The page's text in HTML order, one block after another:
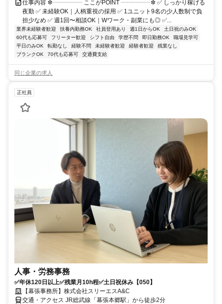
仕事内容 ✼┈┈┈┈┈ ここがPOINT ┈┈┈┈┈✼ ✅ しっかり稼げる
夜勤 ✅ 未経験OK｜人柄重視の採用 ✅ 1ユニット9名の少人数制で負
担少なめ ✅ 週1回〜相談OK｜Wワーク・副業にも◎ ✅...
業界未経験者歓迎 扶養内勤務OK 社員登用あり 週1日からOK
土日祝のみOK
60代も応募可
フリーター歓迎 シフト自由 学歴不問 即日勤務OK
職場見学可
平日のみOK
転勤なし 経験不問 未経験者歓迎 経験者歓迎
残業なし
ブランクOK
70代も応募可 交通費支給
同じ企業の求人
正社員
人事・労務事務
✅年休120日以上✅残業月10h程✅土日祝休み【050】
【幕張事務所】株式会社スリーエスA&C
交通・アクセス JR総武線「幕張本郷駅」から徒歩2分